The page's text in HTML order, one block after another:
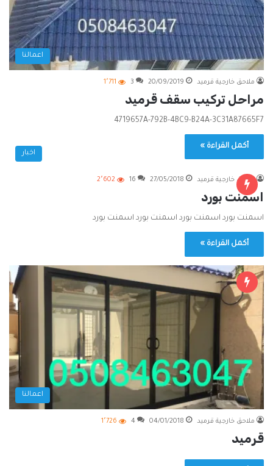
اعمالنا
ملاحق خارجية قرميد 20/09/2019
3 1٬711
مراحل تركيب سقف قرميد
4719657A-792B-4BC9-B24A-3C31A87665F7
أكمل القراءة »
اخبار
ملاحق خارجية قرميد 27/05/2018
16 2٬602
اسمنت بورد
اسمنت بورد اسمنت بورد اسمنت بورد اسمنت بورد
أكمل القراءة »
اعمالنا
ملاحق خارجية قرميد 04/01/2018
4 1٬726
قرميد